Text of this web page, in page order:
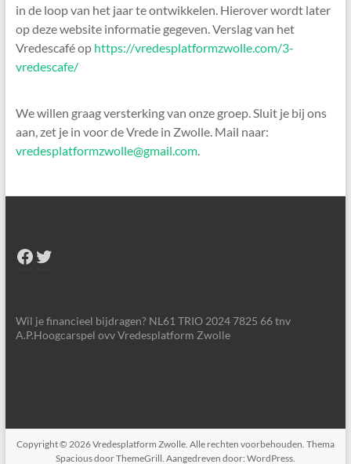
in de loop van het jaar te ontwikkelen. Hierover wordt later
op deze website informatie gegeven. Verslag van het
Vredescafé op https://vredesplatformzwolle.com/3-
vredescafe/
We willen graag versterking van onze groep. Sluit je bij ons
aan, zet je in voor de Vrede in Zwolle. Mail naar:
vredesplatformzwolle@gmail.com.
Facebook
Twitter
Wil je financieel bijdragen? NL61 TRIO 2024 7825 66 tnv
A.P.Hoogcarspel ovv Vredesplatform Zwolle
Copyright © 2026Vredesplatform Zwolle. Alle rechten voorbehouden. Thema
Spaciousdoor ThemeGrill. Aangedreven door: WordPress.